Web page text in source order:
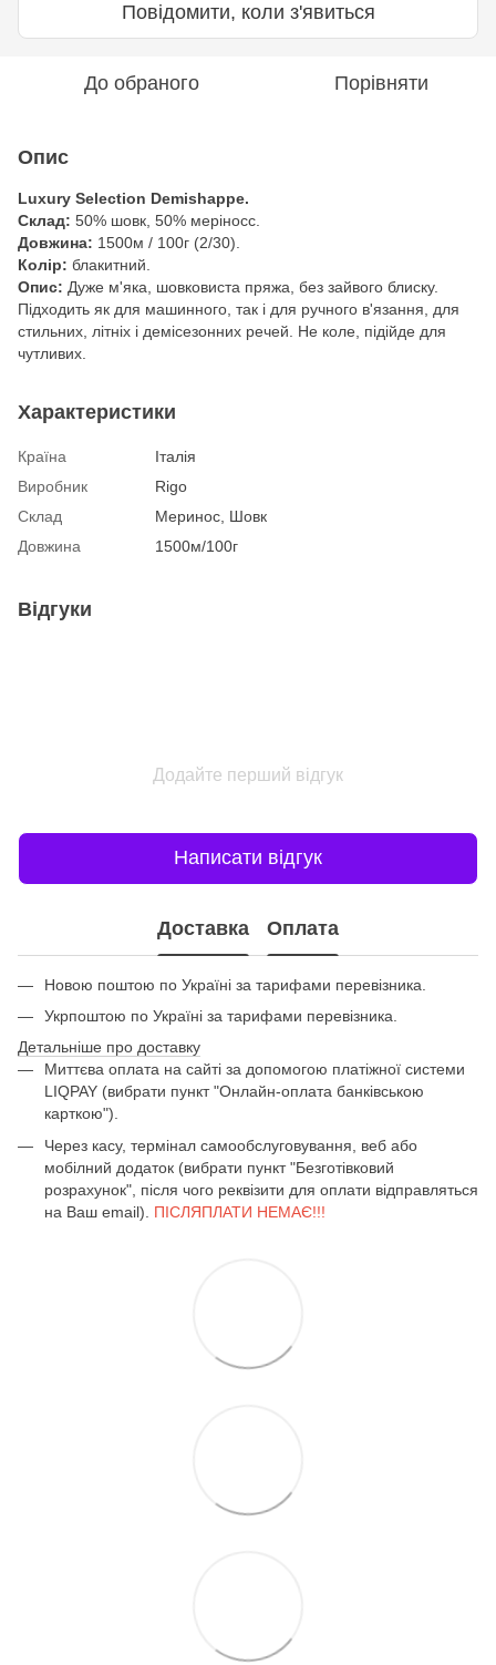
Повідомити, коли з'явиться
До обраного Порівняти
Опис
Luxury Selection Demishappe.
Склад: 50% шовк, 50% меріносс.
Довжина: 1500м / 100г (2/30).
Колір: блакитний.
Опис: Дуже м'яка, шовковиста пряжа, без зайвого блиску.
Підходить як для машинного, так і для ручного в'язання, для
стильних, літніх і демісезонних речей. Не коле, підійде для
чутливих.
Характеристики
Країна
Італія
Виробник
Rigo
Склад
Меринос, Шовк
Довжина
1500м/100г
Відгуки
Додайте перший відгук
Написати відгук
Доставка Оплата
Новою поштою по Україні за тарифами перевізника.
Укрпоштою по Україні за тарифами перевізника.
Детальніше про доставку
Миттєва оплата на сайті за допомогою платіжної системи
LIQPAY (вибрати пункт "Онлайн-оплата банківською
карткою").
Через касу, термінал самообслуговування, веб або
мобілний додаток (вибрати пункт "Безготівковий
розрахунок", після чого реквізити для оплати відправляться
на Ваш email). ПІСЛЯПЛАТИ НЕМАЄ!!!